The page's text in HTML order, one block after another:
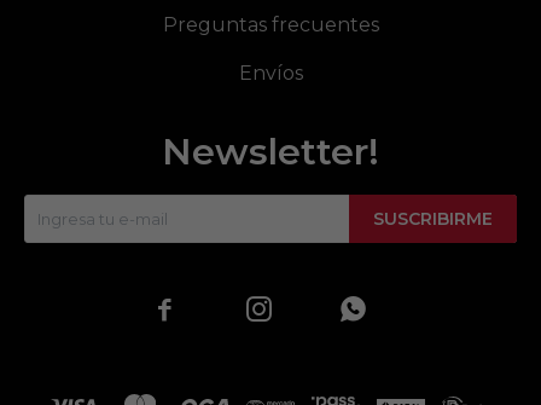
Preguntas frecuentes
Envíos
Newsletter!
SUSCRIBIRME
  